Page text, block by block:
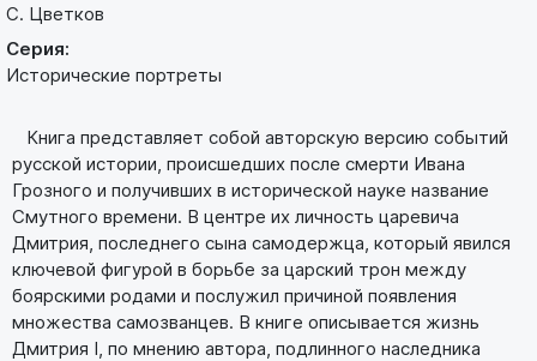
С. Цветков
Серия:
Исторические портреты
Книга представляет собой авторскую версию событий
русской истории, происшедших после смерти Ивана
Грозного и получивших в исторической науке название
Смутного времени. В центре их личность царевича
Дмитрия, последнего сына самодержца, который явился
ключевой фигурой в борьбе за царский трон между
боярскими родами и послужил причиной появления
множества самозванцев. В книге описывается жизнь
Дмитрия I, по мнению автора, подлинного наследника